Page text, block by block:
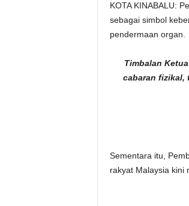
KOTA KINABALU:
sebagai simbol
pendermaan organ.
Timbalan
cabaran fizikal,
Sementara itu,
rakyat Malaysia kini